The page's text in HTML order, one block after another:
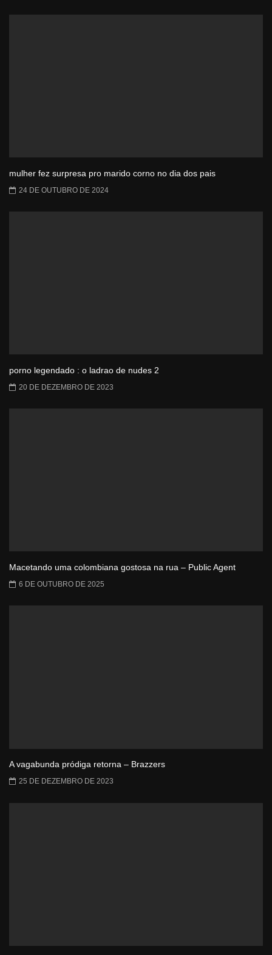
mulher fez surpresa pro marido corno no dia dos pais
24 DE OUTUBRO DE 2024
porno legendado : o ladrao de nudes 2
20 DE DEZEMBRO DE 2023
Macetando uma colombiana gostosa na rua – Public Agent
6 DE OUTUBRO DE 2025
A vagabunda pródiga retorna – Brazzers
25 DE DEZEMBRO DE 2023